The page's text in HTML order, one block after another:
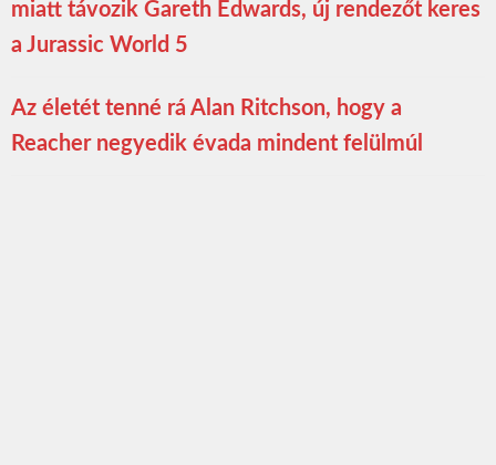
miatt távozik Gareth Edwards, új rendezőt keres
a Jurassic World 5
Az életét tenné rá Alan Ritchson, hogy a
Reacher negyedik évada mindent felülmúl